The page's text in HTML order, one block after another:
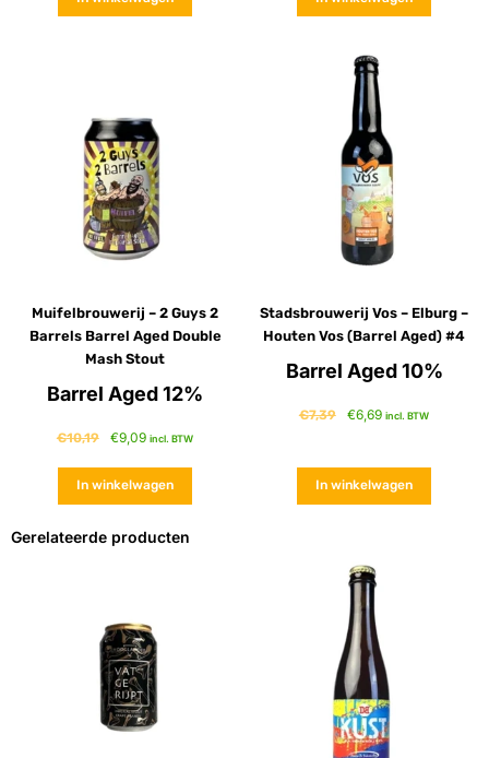
Muifelbrouwerij – 2 Guys 2
Barrels Barrel Aged Double
Mash Stout
Barrel Aged 12%
€10,19 €9,09 incl. BTW
In winkelwagen
Stadsbrouwerij Vos – Elburg –
Houten Vos (Barrel Aged) #4
Barrel Aged 10%
€7,39 €6,69 incl. BTW
In winkelwagen
Gerelateerde producten